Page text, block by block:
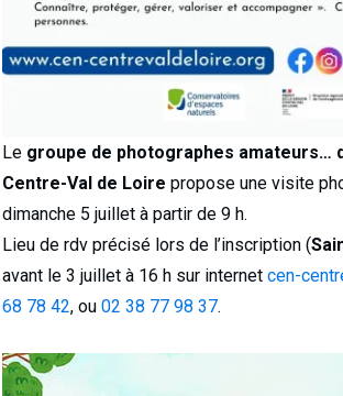
Le groupe de photographes amateurs…
Centre-Val de Loire propose une visite
dimanche 5 juillet à partir de 9 h.
Lieu de rdv précisé lors de l’inscription (
avant le 3 juillet à 16 h sur internet cen-
68 78 42, ou 02 38 77 98 37.